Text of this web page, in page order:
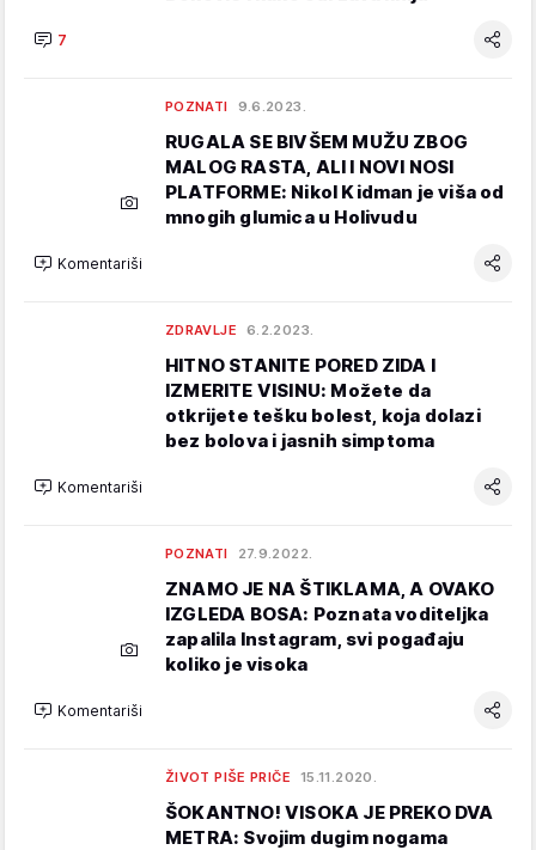
7
POZNATI 9.6.2023.
RUGALA SE BIVŠEM MUŽU ZBOG
MALOG RASTA, ALI I NOVI NOSI
PLATFORME: Nikol Kidman je viša od
mnogih glumica u Holivudu
Komentariši
ZDRAVLJE 6.2.2023.
HITNO STANITE PORED ZIDA I
IZMERITE VISINU: Možete da
otkrijete tešku bolest, koja dolazi
bez bolova i jasnih simptoma
Komentariši
POZNATI 27.9.2022.
ZNAMO JE NA ŠTIKLAMA, A OVAKO
IZGLEDA BOSA: Poznata voditeljka
zapalila Instagram, svi pogađaju
koliko je visoka
Komentariši
ŽIVOT PIŠE PRIČE 15.11.2020.
ŠOKANTNO! VISOKA JE PREKO DVA
METRA: Svojim dugim nogama